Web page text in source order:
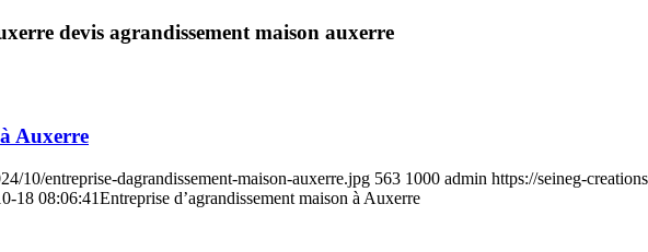
devis agrandissement maison auxerre
Auxerre
10/entreprise-dagrandissement-maison-auxerre.jpg 563 1000 admin https://seineg-
18 08:06:41Entreprise d’agrandissement maison à Auxerre